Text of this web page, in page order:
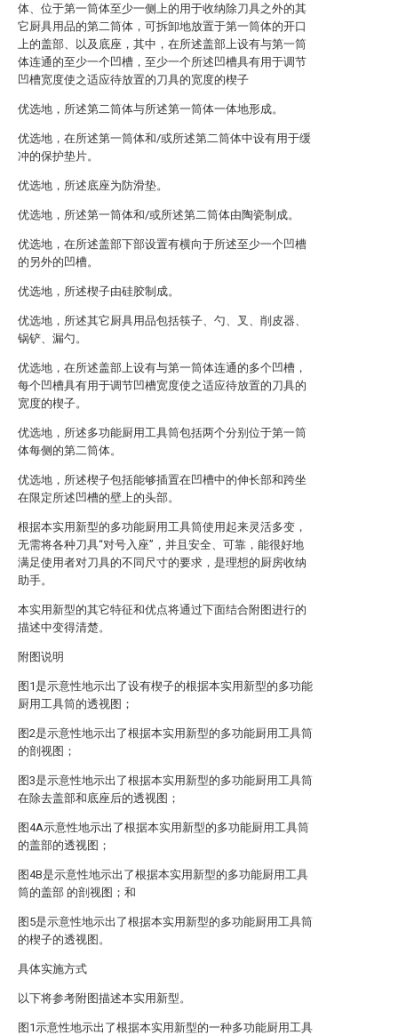
体、位于第一筒体至少一侧上的用于收纳除刀具之外的其
它厨具用品的第二筒体，可拆卸地放置于第一筒体的开口
上的盖部、以及底座，其中，在所述盖部上设有与第一筒
体连通的至少一个凹槽，至少一个所述凹槽具有用于调节
凹槽宽度使之适应待放置的刀具的宽度的楔子
优选地，所述第二筒体与所述第一筒体一体地形成。
优选地，在所述第一筒体和/或所述第二筒体中设有用于缓
冲的保护垫片。
优选地，所述底座为防滑垫。
优选地，所述第一筒体和/或所述第二筒体由陶瓷制成。
优选地，在所述盖部下部设置有横向于所述至少一个凹槽
的另外的凹槽。
优选地，所述楔子由硅胶制成。
优选地，所述其它厨具用品包括筷子、勺、叉、削皮器、
锅铲、漏勺。
优选地，在所述盖部上设有与第一筒体连通的多个凹槽，
每个凹槽具有用于调节凹槽宽度使之适应待放置的刀具的
宽度的楔子。
优选地，所述多功能厨用工具筒包括两个分别位于第一筒
体每侧的第二筒体。
优选地，所述楔子包括能够插置在凹槽中的伸长部和跨坐
在限定所述凹槽的壁上的头部。
根据本实用新型的多功能厨用工具筒使用起来灵活多变，
无需将各种刀具“对号入座”，并且安全、可靠，能很好地
满足使用者对刀具的不同尺寸的要求，是理想的厨房收纳
助手。
本实用新型的其它特征和优点将通过下面结合附图进行的
描述中变得清楚。
附图说明
图1是示意性地示出了设有楔子的根据本实用新型的多功能
厨用工具筒的透视图；
图2是示意性地示出了根据本实用新型的多功能厨用工具筒
的剖视图；
图3是示意性地示出了根据本实用新型的多功能厨用工具筒
在除去盖部和底座后的透视图；
图4A示意性地示出了根据本实用新型的多功能厨用工具筒
的盖部的透视图；
图4B是示意性地示出了根据本实用新型的多功能厨用工具
筒的盖部 的剖视图；和
图5是示意性地示出了根据本实用新型的多功能厨用工具筒
的楔子的透视图。
具体实施方式
以下将参考附图描述本实用新型。
图1示意性地示出了根据本实用新型的一种多功能厨用工具